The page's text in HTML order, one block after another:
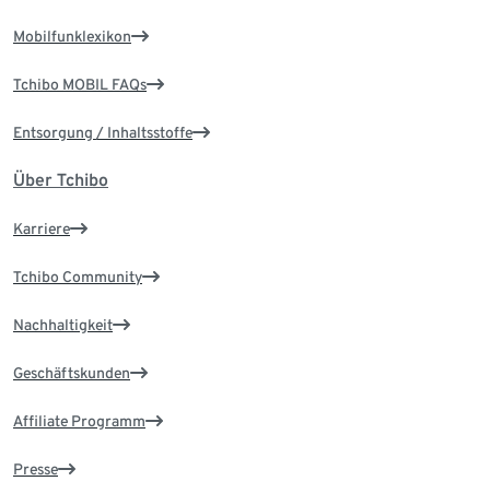
Mobilfunklexikon
Tchibo MOBIL FAQs
Entsorgung / Inhaltsstoffe
Über Tchibo
Karriere
Tchibo Community
Nachhaltigkeit
Geschäftskunden
Affiliate Programm
Presse